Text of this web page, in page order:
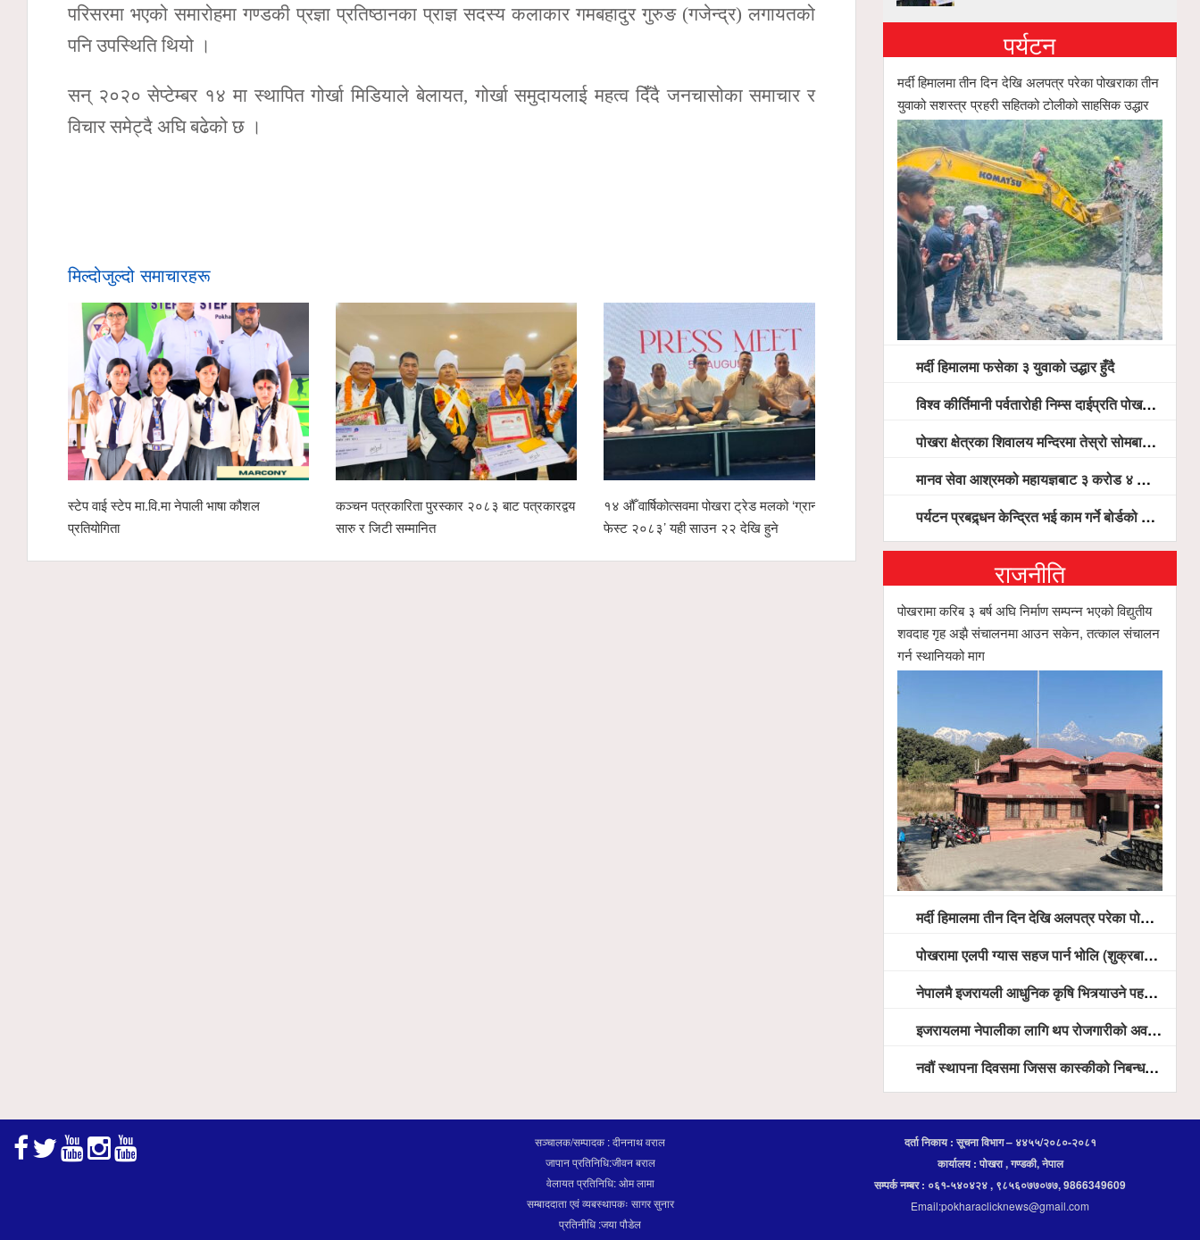
परिसरमा भएको समारोहमा गण्डकी प्रज्ञा प्रतिष्ठानका प्राज्ञ सदस्य कलाकार गमबहादुर गुरुङ (गजेन्द्र) लगायतको
पनि उपस्थिति थियो ।
सन् २०२० सेप्टेम्बर १४ मा स्थापित गोर्खा मिडियाले बेलायत, गोर्खा समुदायलाई महत्व दिँदै जनचासोका समाचार र
विचार समेट्दै अघि बढेको छ ।
मिल्दोजुल्दो समाचारहरू
स्टेप वाई स्टेप मा.वि.मा नेपाली भाषा कौशल
प्रतियोगिता
कञ्चन पत्रकारिता पुरस्कार २०८३ बाट पत्रकारद्वय
सारु र जिटी सम्मानित
१४ औँ वार्षिकोत्सवमा पोखरा ट्रेड मलको ‘ग्रान्ड
फेस्ट २०८३’ यही साउन २२ देखि हुने
मर्दी हिमालमा फसेका ३ युवाको उद्धार हुँदै
सिफारिस
पर्यटन
मर्दी हिमालमा तीन दिन देखि अलपत्र परेका पोखराका तीन
युवाको सशस्त्र प्रहरी सहितको टोलीको साहसिक उद्धार
मर्दी हिमालमा फसेका ३ युवाको उद्धार हुँदै
विश्व कीर्तिमानी पर्वतारोही निम्स दाईप्रति पोखरामा श्रद्धाञ्जली, दीप प्रज्वलन गर्दै योगदानको प्रशंसा (भिडियो सहित)
पोखरा क्षेत्रका शिवालय मन्दिरमा तेस्रो सोमबार भक्तजनको बिहानैदेखि घुइँचो
मानव सेवा आश्रमको महायज्ञबाट ३ करोड ४ लाख ५९ हजार बचत, १ करोड ४४ लाख उठ्न बाँकी, विना संचार माध्यम तर प्रचार प्रसारमै भयो १९ लाख खर्च !
पर्यटन प्रबद्र्धन केन्द्रित भई काम गर्ने बोर्डको योजना छः सदस्य पोखरेल, चलिय पोखरालाई थप प्रभावकारी बनाउन होटल संघको माग
राजनीति
पोखरामा करिब ३ बर्ष अघि निर्माण सम्पन्न भएको विद्युतीय
शवदाह गृह अझै संचालनमा आउन सकेन, तत्काल संचालन
गर्न स्थानियको माग
मर्दी हिमालमा तीन दिन देखि अलपत्र परेका पोखराका तीन युवाको सशस्त्र प्रहरी सहितको टोलीको साहसिक उद्धार
पोखरामा एलपी ग्यास सहज पार्न भोलि (शुक्रबार) देखि खुद्रा पसलबाटै बिक्रि वितरण हुने, स्टोर नगर्न आग्रह
नेपालमै इजरायली आधुनिक कृषि भित्र्याउने पहल ः पोखराका मेयर धनराज आचार्य र इजरायली राजदूतबीच सहकार्य विस्तारको संकेत
इजरायलमा नेपालीका लागि थप रोजगारीको अवसर विस्तार गरिने ः राजदूत बास
नवौं स्थापना दिवसमा जिसस कास्कीको निबन्ध प्रतियोगिता
सञ्चालक/सम्पादक : दीननाथ वराल
जापान प्रतिनिधि:जीवन बराल
वेलायत प्रतिनिधि: ओम लामा
सम्बाददाता एवं व्यबस्थापकः सागर सुनार
प्रतिनीधि :जया पौडेल
दर्ता निकाय : सूचना विभाग – ४४५५/२०८०-२०८१
कार्यालय : पोखरा , गण्डकी, नेपाल
सम्पर्क नम्बर : ०६१-५४०४२४ , ९८५६०७७०७७, 9866349609
Email:pokharaclicknews@gmail.com